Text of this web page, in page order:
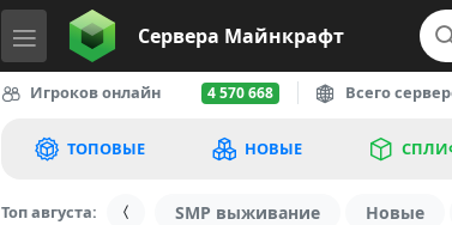
Сервера Майнкрафт
Игроков онлайн 4 570 668 Всего
ТОПОВЫЕ НОВЫЕ
Топ августа: SMP выживание Новые